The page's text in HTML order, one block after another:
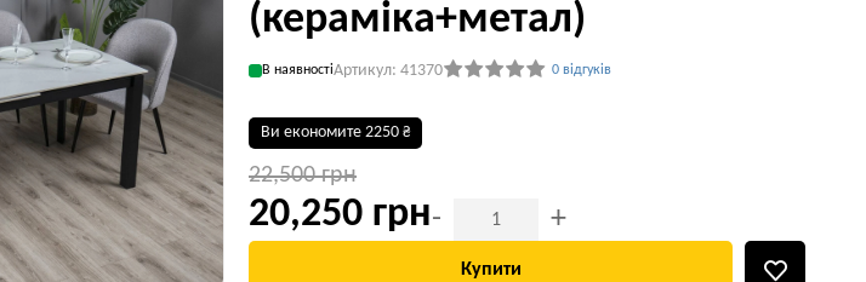
(кераміка+метал)
В наявностіАртикул: 41370 0 відгуків
Ви економите 2250 ₴
22,500 грн
20,250 грн- +
Купити